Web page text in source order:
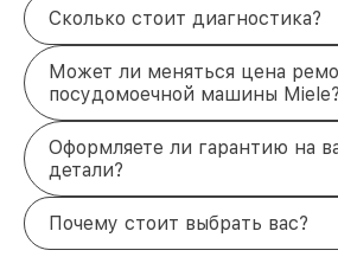
Сколько стоит диагностика?
Может ли меняться цена
посудомоечной машины Miele?
Оформляете ли гарантию на
детали?
Почему стоит выбрать вас?